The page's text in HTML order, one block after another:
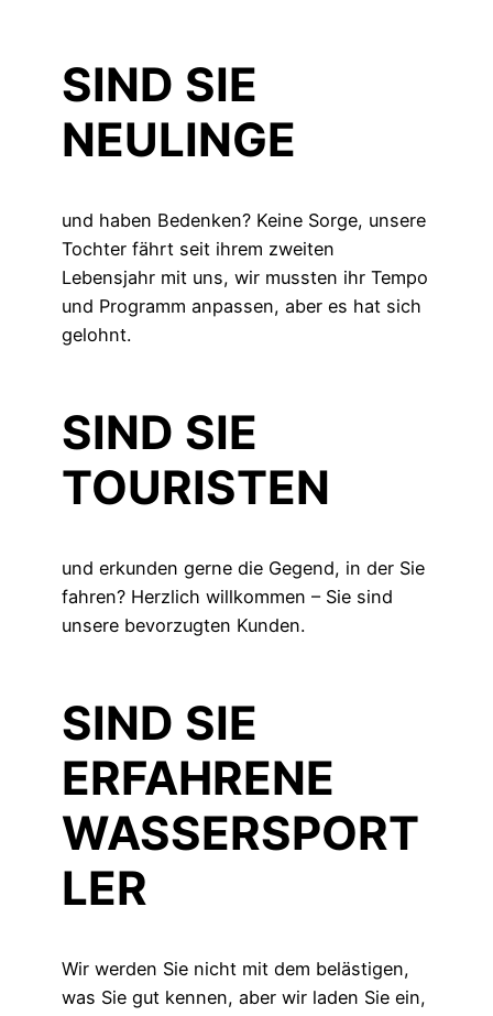
SIND SIE
NEULINGE
und haben Bedenken? Keine Sorge, unsere
Tochter fährt seit ihrem zweiten
Lebensjahr mit uns, wir mussten ihr Tempo
und Programm anpassen, aber es hat sich
gelohnt.
SIND SIE
TOURISTEN
und erkunden gerne die Gegend, in der Sie
fahren? Herzlich willkommen – Sie sind
unsere bevorzugten Kunden.
SIND SIE
ERFAHRENE
WASSERSPORT
LER
Wir werden Sie nicht mit dem belästigen,
was Sie gut kennen, aber wir laden Sie ein,